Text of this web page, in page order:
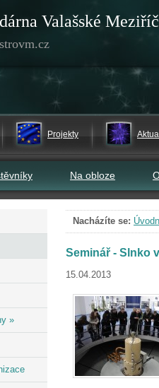
Valašské
Projekty
Na obloze
»
Nacházíte se:
Seminář - Slnko
15.04.2013